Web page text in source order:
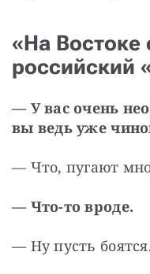
«На
российский
— У вас очень
вы ведь уже
— Что, пугают
— Что-то вроде.
— Ну пусть